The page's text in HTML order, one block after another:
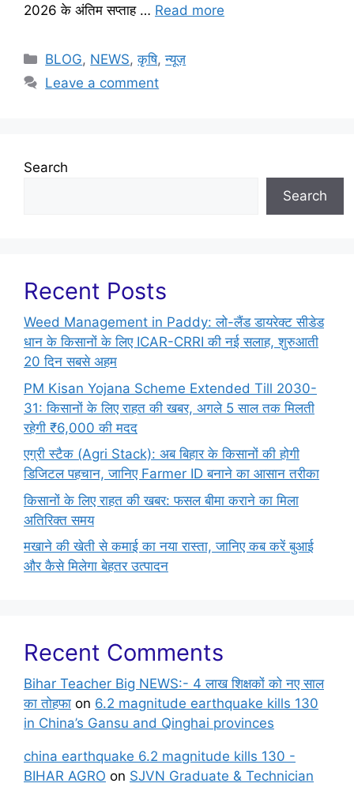
2026 के अंतिम सप्ताह … Read more
BLOG, NEWS,कृषि,न्यूज़
Leave a comment
Search
Search
Recent Posts
Weed Management in Paddy: लो-लैंड डायरेक्ट सीडेड
धान के किसानों के लिए ICAR-CRRI की नई सलाह, शुरुआती
20 दिन सबसे अहम
PM Kisan Yojana Scheme Extended Till 2030-
31: किसानों के लिए राहत की खबर, अगले 5 साल तक मिलती
रहेगी ₹6,000 की मदद
एग्री स्टैक (Agri Stack): अब बिहार के किसानों की होगी
डिजिटल पहचान, जानिए Farmer ID बनाने का आसान तरीका
किसानों के लिए राहत की खबर: फसल बीमा कराने का मिला
अतिरिक्त समय
मखाने की खेती से कमाई का नया रास्ता, जानिए कब करें बुआई
और कैसे मिलेगा बेहतर उत्पादन
Recent Comments
Bihar Teacher Big NEWS:- 4 लाख शिक्षकों को नए साल
का तोहफा on 6.2 magnitude earthquake kills 130
in China’s Gansu and Qinghai provinces
china earthquake 6.2 magnitude kills 130 -
BIHAR AGRO on SJVN Graduate & Technician